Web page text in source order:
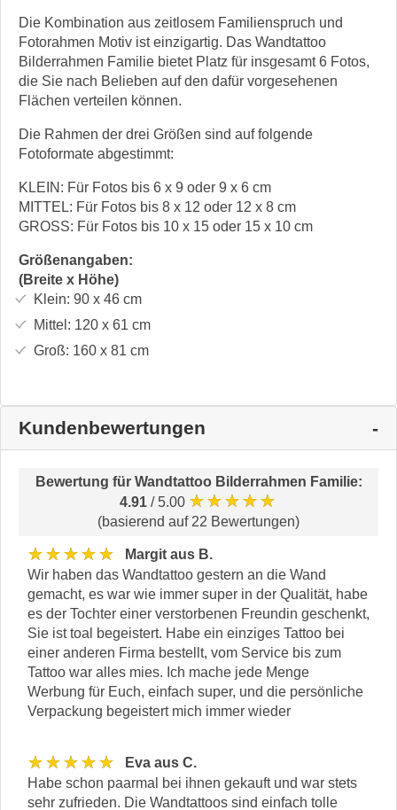
Die Kombination aus zeitlosem Familienspruch und
Fotorahmen Motiv ist einzigartig. Das Wandtattoo
Bilderrahmen Familie bietet Platz für insgesamt 6 Fotos,
die Sie nach Belieben auf den dafür vorgesehenen
Flächen verteilen können.
Die Rahmen der drei Größen sind auf folgende
Fotoformate abgestimmt:
KLEIN: Für Fotos bis 6 x 9 oder 9 x 6 cm
MITTEL: Für Fotos bis 8 x 12 oder 12 x 8 cm
GROSS: Für Fotos bis 10 x 15 oder 15 x 10 cm
Größenangaben:
(Breite x Höhe)
Klein: 90 x 46cm
Mittel: 120 x 61 cm
Groß: 160 x 81 cm
Kundenbewertungen
Bewertung für Wandtattoo Bilderrahmen Familie:
4.91 / 5.00 ★★★★★
(basierend auf 22 Bewertungen)
★★★★★
Margit aus B.
Wir haben das Wandtattoo gestern an die Wand
gemacht, es war wie immer super in der Qualität, habe
es der Tochter einer verstorbenen Freundin geschenkt,
Sie ist toal begeistert. Habe ein einziges Tattoo bei
einer anderen Firma bestellt, vom Service bis zum
Tattoo war alles mies. Ich mache jede Menge
Werbung für Euch, einfach super, und die persönliche
Verpackung begeistert mich immer wieder
★★★★★
Eva aus C.
Habe schon paarmal bei ihnen gekauft und war stets
sehr zufrieden. Die Wandtattoos sind einfach tolle